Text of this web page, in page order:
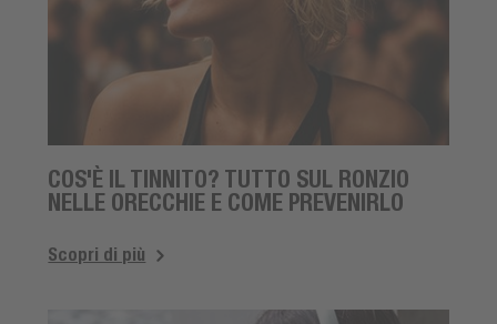
COS'È IL TINNITO? TUTTO SUL RONZIO
NELLE ORECCHIE E COME PREVENIRLO
Scopri di più